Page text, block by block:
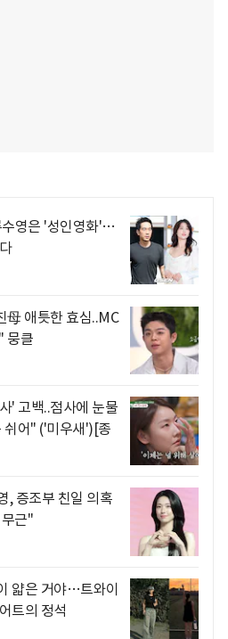
수영은 '성인영화'…
母 애틋한 효심..MC
뭉클
' 고백..점사에 눈물
쉬어" ('미우새')[종
, 증조부 친일 의혹
근"
얇은 거야…트와이
트의 정석